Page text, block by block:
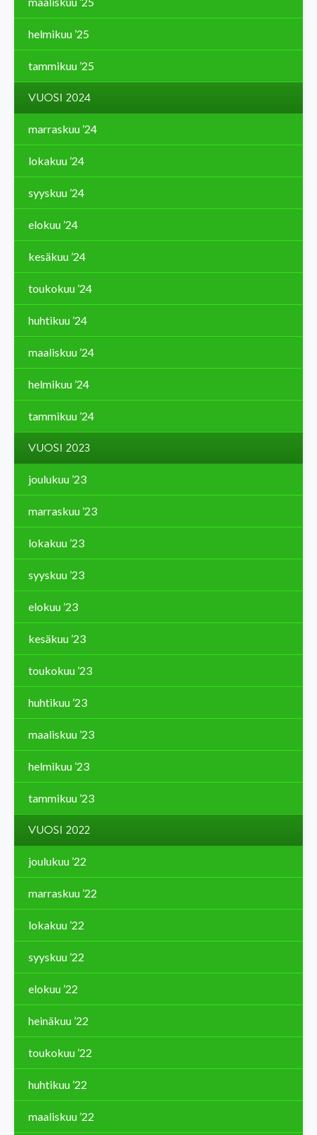
helmikuu ’25
tammikuu ’25
VUOSI 2024
marraskuu ’24
lokakuu ’24
syyskuu ’24
elokuu ’24
kesäkuu ’24
toukokuu ’24
huhtikuu ’24
maaliskuu ’24
helmikuu ’24
tammikuu ’24
VUOSI 2023
joulukuu ’23
marraskuu ’23
lokakuu ’23
syyskuu ’23
elokuu ’23
kesäkuu ’23
toukokuu ’23
huhtikuu ’23
maaliskuu ’23
helmikuu ’23
tammikuu ’23
VUOSI 2022
joulukuu ’22
marraskuu ’22
lokakuu ’22
syyskuu ’22
elokuu ’22
heinäkuu ’22
toukokuu ’22
huhtikuu ’22
maaliskuu ’22